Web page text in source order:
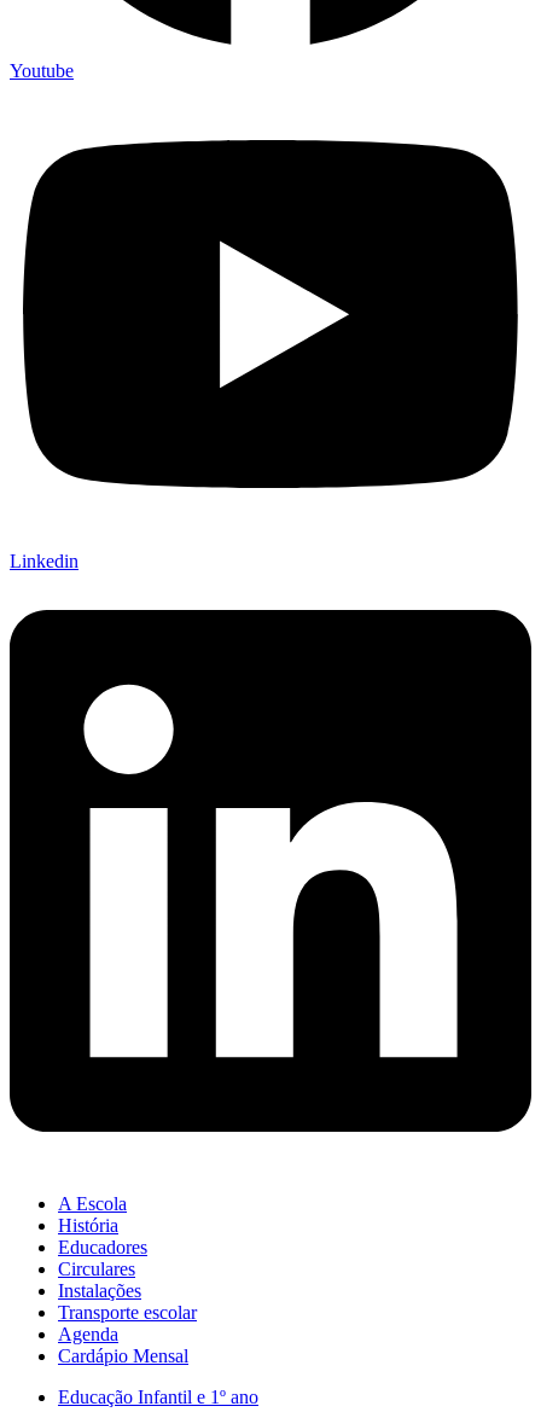
Youtube
Linkedin
A Escola
História
Educadores
Circulares
Instalações
Transporte escolar
Agenda
Cardápio Mensal
Educação Infantil e 1º ano